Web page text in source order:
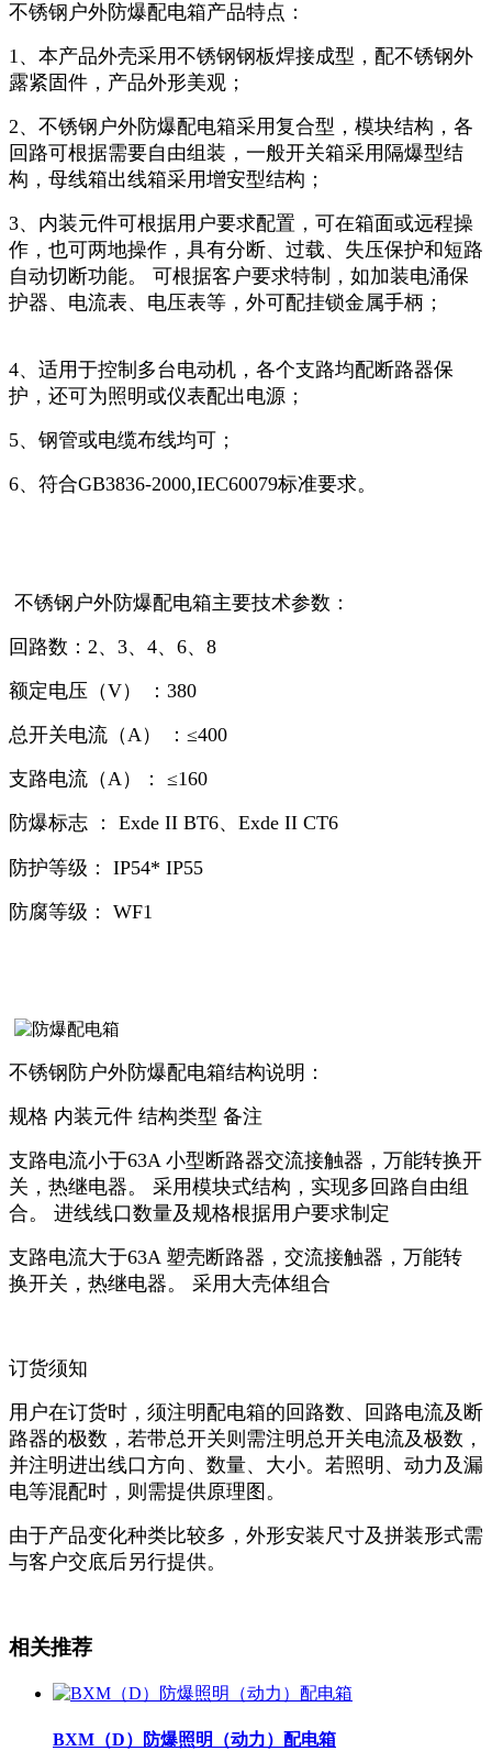
不锈钢户外防爆配电箱产品特点：
1、本产品外壳采用不锈钢钢板焊接成型，配不锈钢外
露紧固件，产品外形美观；
2、不锈钢户外防爆配电箱采用复合型，模块结构，各
回路可根据需要自由组装，一般开关箱采用隔爆型结
构，母线箱出线箱采用增安型结构；
3、内装元件可根据用户要求配置，可在箱面或远程操
作，也可两地操作，具有分断、过载、失压保护和短路
自动切断功能。 可根据客户要求特制，如加装电涌保
护器、电流表、电压表等，外可配挂锁金属手柄；
4、适用于控制多台电动机，各个支路均配断路器保
护，还可为照明或仪表配出电源；
5、钢管或电缆布线均可；
6、符合GB3836-2000,IEC60079标准要求。
不锈钢户外防爆配电箱主要技术参数：
回路数： 2、3、4、6、8
额定电压（V） ： 380
总开关电流（A） ： ≤400
支路电流（A）：
≤160
防爆标志 ：
Exde II BT6、Exde II CT6
防护等级： IP54* IP55
防腐等级：
WF1
不锈钢防户外防爆配电箱结构说明：
规格 内装元件 结构类型 备注
支路电流小于63A 小型断路器交流接触器，万能转换开
关，热继电器。 采用模块式结构，实现多回路自由组
合。 进线线口数量及规格根据用户要求制定
支路电流大于63A 塑壳断路器，交流接触器，万能转
换开关，热继电器。 采用大壳体组合
订货须知
用户在订货时，须注明配电箱的回路数、回路电流及断
路器的极数，若带总开关则需注明总开关电流及极数，
并注明进出线口方向、数量、大小。若照明、动力及漏
电等混配时，则需提供原理图。
由于产品变化种类比较多，外形安装尺寸及拼装形式需
与客户交底后另行提供。
相关推荐
BXM（D）防爆照明（动力）配电箱